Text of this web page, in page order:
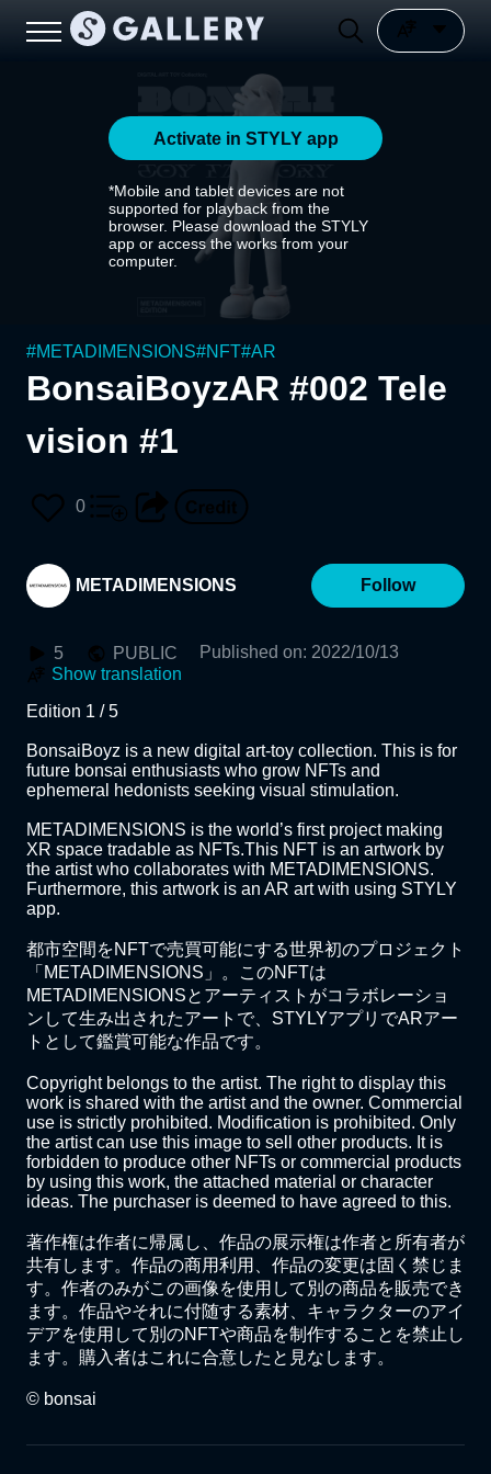
Activate in STYLY app
*Mobile and tablet devices are not
supported for playback from the
browser. Please download the STYLY
app or access the works from your
computer.
#METADIMENSIONS#NFT#AR
BonsaiBoyzAR #002 Tele
vision #1
0
METADIMENSIONS Follow
5 PUBLIC Published on: 2022/10/13
Show translation
Edition 1 / 5
BonsaiBoyz is a new digital art-toy collection. This is for
future bonsai enthusiasts who grow NFTs and
ephemeral hedonists seeking visual stimulation.
METADIMENSIONS is the world’s first project making
XR space tradable as NFTs.This NFT is an artwork by
the artist who collaborates with METADIMENSIONS.
Furthermore, this artwork is an AR art with using STYLY
app.
都市空間をNFTで売買可能にする世界初のプロジェクト
「METADIMENSIONS」。このNFTは
METADIMENSIONSとアーティストがコラボレーショ
ンして生み出されたアートで、STYLYアプリでARアー
トとして鑑賞可能な作品です。
Copyright belongs to the artist. The right to display this
work is shared with the artist and the owner. Commercial
use is strictly prohibited. Modification is prohibited. Only
the artist can use this image to sell other products. It is
forbidden to produce other NFTs or commercial products
by using this work, the attached material or character
ideas. The purchaser is deemed to have agreed to this.
著作権は作者に帰属し、作品の展示権は作者と所有者が
共有します。作品の商用利用、作品の変更は固く禁じま
す。作者のみがこの画像を使用して別の商品を販売でき
ます。作品やそれに付随する素材、キャラクターのアイ
デアを使用して別のNFTや商品を制作することを禁止し
ます。購入者はこれに合意したと見なします。
©️ bonsai